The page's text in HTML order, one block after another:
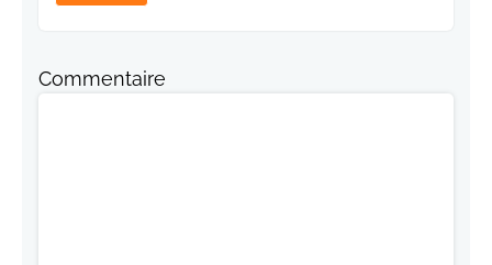
Commentaire